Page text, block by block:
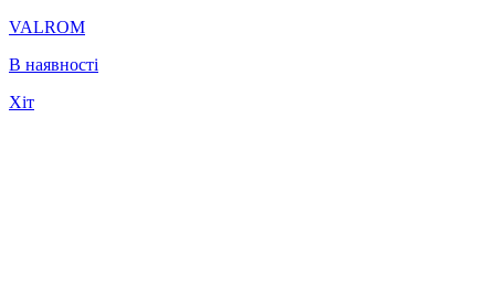
VALROM
В наявності
Хіт